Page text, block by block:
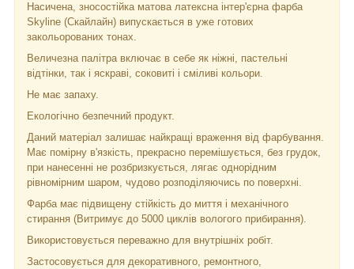
Насичена, зносостійка матова латексна інтер'єрна фарба
Skyline (Скайлайн) випускається в уже готових
закольорованих тонах.
Величезна палітра включає в себе як ніжні, пастельні
відтінки, так і яскраві, соковиті і сміливі кольори.
Не має запаху.
Екологічно безпечний продукт.
Даний матеріал залишає найкращі враження від фарбування.
Має помірну в'язкість, прекрасно перемішується, без грудок,
при нанесенні не розбризкується, лягає однорідним
рівномірним шаром, чудово розподіляючись по поверхні.
Фарба має підвищену стійкість до миття і механічного
стирання (Витримує до 5000 циклів вологого прибирання).
Використовується переважно для внутрішніх робіт.
Застосовується для декоративного, ремонтного,